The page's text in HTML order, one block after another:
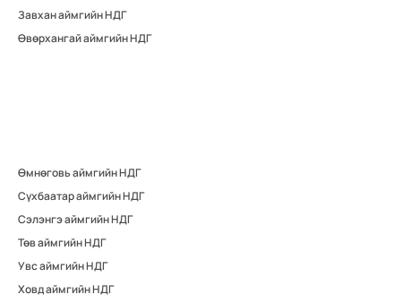
Завхан аймгийн НДГ
Өвөрхангай аймгийн НДГ
Өмнөговь аймгийн НДГ
Сүхбаатар аймгийн НДГ
Сэлэнгэ аймгийн НДГ
Төв аймгийн НДГ
Увс аймгийн НДГ
Ховд аймгийн НДГ